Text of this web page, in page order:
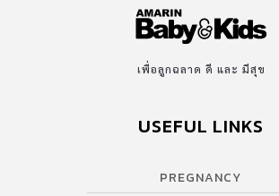
เพื่อลูกฉลาด ดี และ มีสุข
USEFUL LINKS
PREGNANCY